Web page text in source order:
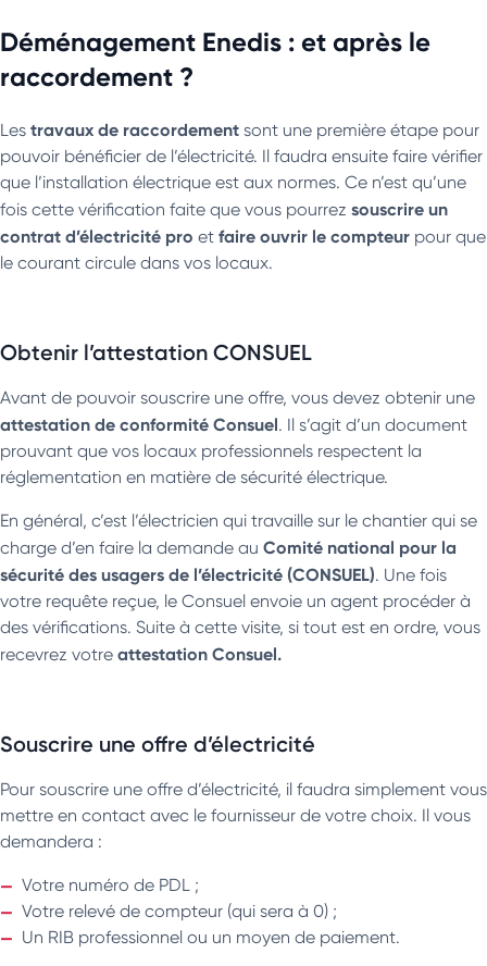
Déménagement Enedis : et après le
raccordement ?
Les travaux de raccordement sont une première étape pour
pouvoir bénéficier de l’électricité. Il faudra ensuite faire vérifier
que l’installation électrique est aux normes. Ce n’est qu’une
fois cette vérification faite que vous pourrez souscrire un
contrat d’électricité pro et faire ouvrir le compteur pour que
le courant circule dans vos locaux.
Obtenir l’attestation CONSUEL
Avant de pouvoir souscrire une offre, vous devez obtenir une
attestation de conformité Consuel. Il s’agit d’un document
prouvant que vos locaux professionnels respectent la
réglementation en matière de sécurité électrique.
En général, c’est l’électricien qui travaille sur le chantier qui se
charge d’en faire la demande au Comité national pour la
sécurité des usagers de l’électricité (CONSUEL). Une fois
votre requête reçue, le Consuel envoie un agent procéder à
des vérifications. Suite à cette visite, si tout est en ordre, vous
recevrez votre attestation Consuel.
Souscrire une offre d’électricité
Pour souscrire une offre d’électricité, il faudra simplement vous
mettre en contact avec le fournisseur de votre choix. Il vous
demandera :
Votre numéro de PDL ;
Votre relevé de compteur (qui sera à 0) ;
Un RIB professionnel ou un moyen de paiement.